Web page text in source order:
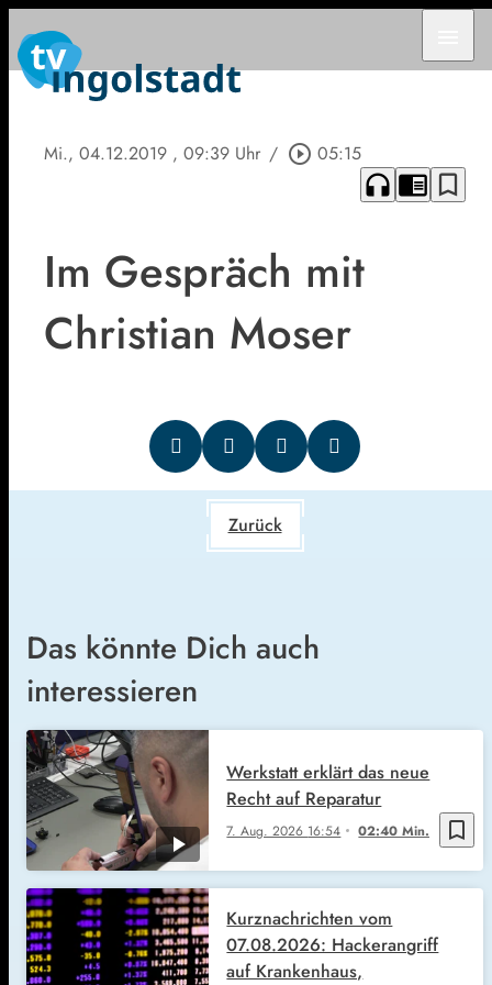
Mi., 04.12.2019 , 09:39 Uhr / play_circle_outline 05:15
headphones chrome_reader_mode bookmark_border
Im Gespräch mit
Christian Moser
Zurück
Das könnte Dich auch
interessieren
bookmark_border
7. Aug. 2026 16:54 02:40 Min.
Werkstatt erklärt das neue
Recht auf Reparatur
Kurznachrichten vom
07.08.2026: Hackerangriff
auf Krankenhaus,